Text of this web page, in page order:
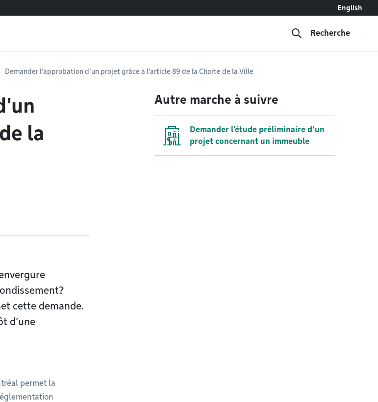
English
Recherche
Demander l'approbation d'un projet grâce à l'article 89 de la Charte de la Ville
la
cette demande.
d’une
permet la
Autre marche à suivre
Demander l’étude préliminaire d'un
projet concernant un immeuble